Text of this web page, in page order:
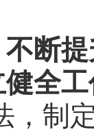
断
健全
，制